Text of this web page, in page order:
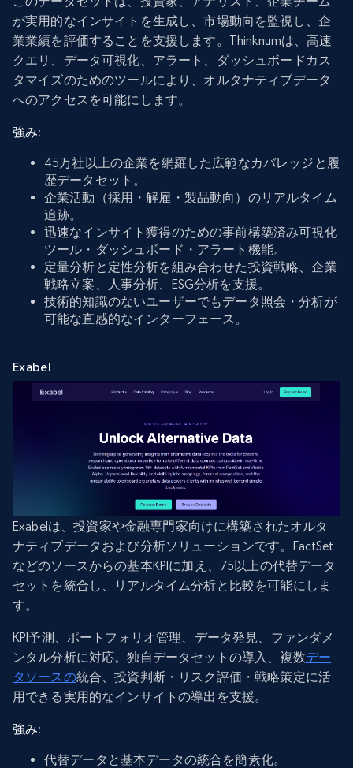
が実用的なインサイトを生成し、市場動向を監視し、企
業業績を評価することを支援します。Thinknumは、高速
クエリ、データ可視化、アラート、ダッシュボードカス
タマイズのためのツールにより、オルタナティブデータ
へのアクセスを可能にします。
強み:
45万社以上の企業を網羅した広範なカバレッジと履
歴データセット。
企業活動（採用・解雇・製品動向）のリアルタイム
追跡。
迅速なインサイト獲得のための事前構築済み可視化
ツール・ダッシュボード・アラート機能。
定量分析と定性分析を組み合わせた投資戦略、企業
戦略立案、人事分析、ESG分析を支援。
技術的知識のないユーザーでもデータ照会・分析が
可能な直感的なインターフェース。
Exabel
Exabelは、投資家や金融専門家向けに構築されたオルタ
ナティブデータおよび分析ソリューションです。FactSet
などのソースからの基本KPIに加え、75以上の代替データ
セットを統合し、リアルタイム分析と比較を可能にしま
す。
KPI予測、ポートフォリオ管理、データ発見、ファンダメ
ンタル分析に対応。独自データセットの導入、複数デー
タソースの統合、投資判断・リスク評価・戦略策定に活
用できる実用的なインサイトの導出を支援。
強み:
代替データと基本データの統合を簡素化。